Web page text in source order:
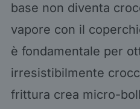
base non diventa
vapore con il
è fondamentale per
irresistibilmente
frittura crea micro-